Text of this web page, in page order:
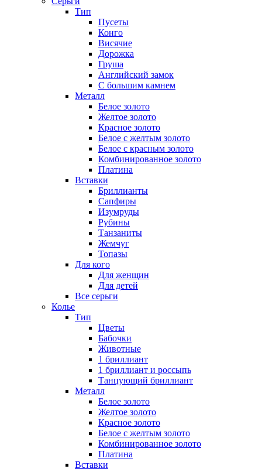
Тип
Пусеты
Конго
Висячие
Дорожка
Груша
Английский замок
С большим камнем
Металл
Белое золото
Желтое золото
Красное золото
Белое с желтым золото
Белое с красным золото
Комбинированное золото
Платина
Вставки
Бриллианты
Сапфиры
Изумруды
Рубины
Танзаниты
Жемчуг
Топазы
Для кого
Для женщин
Для детей
Все серьги
Колье
Тип
Цветы
Бабочки
Животные
1 бриллиант
1 бриллиант и россыпь
Танцующий бриллиант
Металл
Белое золото
Желтое золото
Красное золото
Белое с желтым золото
Комбинированное золото
Платина
Вставки